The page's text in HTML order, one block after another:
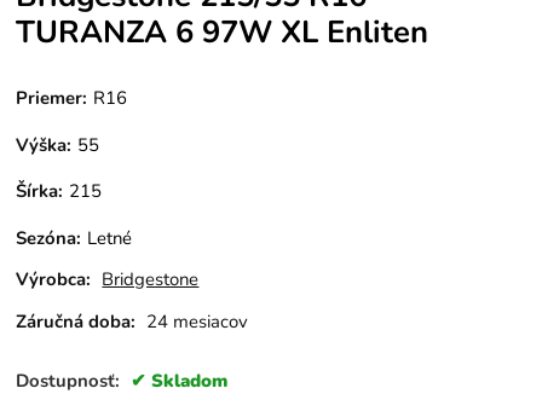
TURANZA 6 97W XL Enliten
Priemer: R16
Výška: 55
Šírka: 215
Sezóna: Letné
Výrobca: Bridgestone
Záručná doba: 24 mesiacov
Dostupnosť: Skladom